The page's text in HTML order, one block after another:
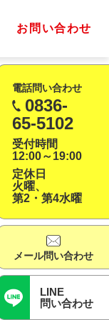
お問い合わせ
電話問い合わせ
0836-
65-5102
受付時間
12:00～19:00
定休日
火曜、
第2・第4水曜
メール問い合わせ
LINE
問い合わせ